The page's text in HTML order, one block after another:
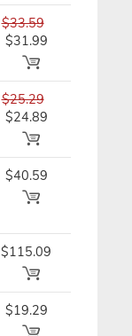
$33.59
$31.99
$25.29
$24.89
$40.59
$115.09
$19.29